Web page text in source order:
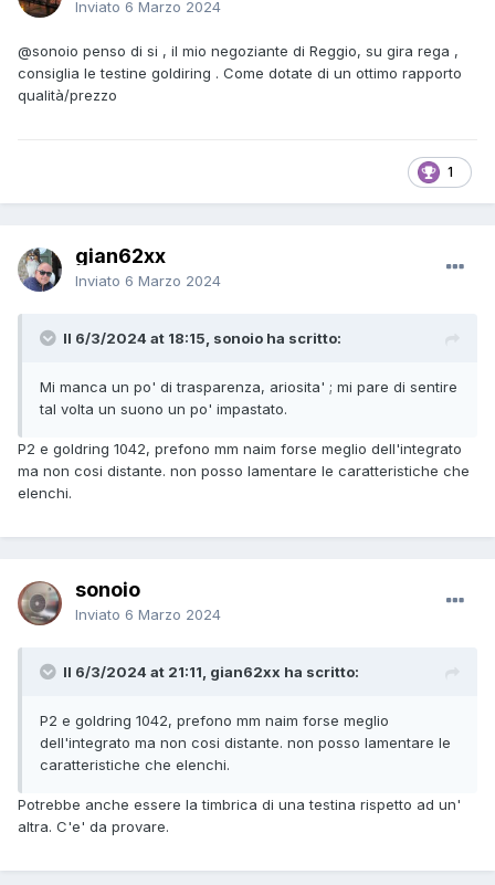
Inviato 6 Marzo 2024
@sonoio penso di si , il mio negoziante di Reggio, su gira rega ,
consiglia le testine goldiring . Come dotate di un ottimo rapporto
qualità/prezzo
1
gian62xx
Inviato 6 Marzo 2024
Il 6/3/2024 at 18:15, sonoio ha scritto:
Mi manca un po' di trasparenza, ariosita' ; mi pare di sentire
tal volta un suono un po' impastato.
P2 e goldring 1042, prefono mm naim forse meglio dell'integrato
ma non cosi distante. non posso lamentare le caratteristiche che
elenchi.
sonoio
Inviato 6 Marzo 2024
Il 6/3/2024 at 21:11, gian62xx ha scritto:
P2 e goldring 1042, prefono mm naim forse meglio
dell'integrato ma non cosi distante. non posso lamentare le
caratteristiche che elenchi.
Potrebbe anche essere la timbrica di una testina rispetto ad un'
altra. C'e' da provare.